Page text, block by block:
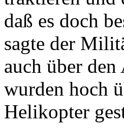
daß es doch
sagte der
auch über
wurden hoch
Helikopter